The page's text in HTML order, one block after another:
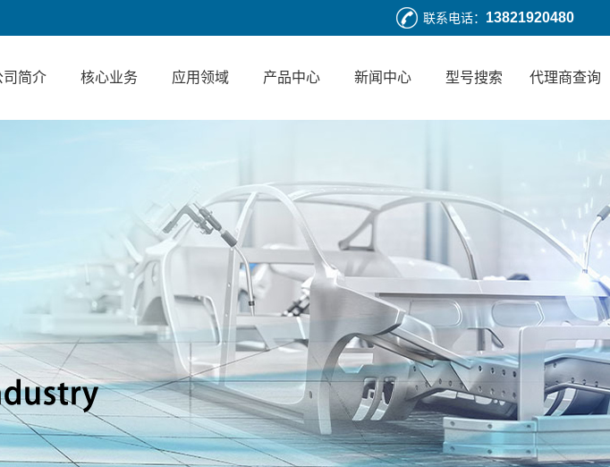
联系电话： 13821920480
司简介 核心业务 应用领域 产品中心 新闻中心 型号搜索 代理商查询